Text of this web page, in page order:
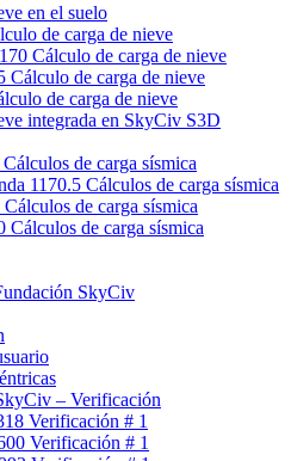
en el suelo
de carga de nieve
Cálculo de carga de nieve
Cálculo de carga de nieve
de carga de nieve
integrada en SkyCiv S3D
de carga sísmica
1170.5 Cálculos de carga sísmica
de carga sísmica
Cálculos de carga sísmica
SkyCiv
– Verificación
Verificación # 1
Verificación # 1